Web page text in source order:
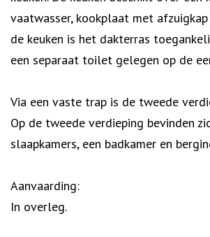
vaatwasser, kookplaat met afzuigkap
de keuken is het dakterras
een separaat toilet gelegen op de
Via een vaste trap is de tweede
Op de tweede verdieping bevinden
slaapkamers, een badkamer en
Aanvaarding:
In overleg.